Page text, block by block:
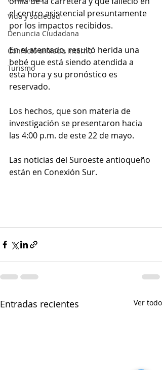
Vida y sociedad
Denuncia Ciudadana
Conflicto armado interno
Turismo
el centro asistencial presuntamente
por los impactos recibidos.
En el atentado, resultó herida una
bebé que está siendo atendida a
esta hora y su pronóstico es
reservado.
Los hechos, que son materia de
investigación se presentaron hacia
las 4:00 p.m. de este 22 de mayo.
Las noticias del Suroeste antioqueño
están en Conexión Sur.
Entradas recientes Ver todo